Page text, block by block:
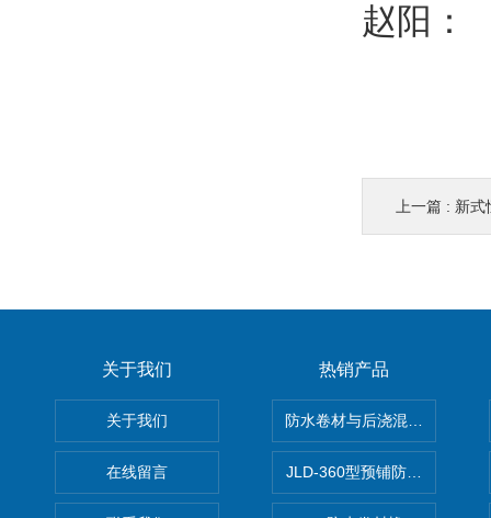
赵阳：
上一篇 : 新式
关于我们
关于我们
在线留言
热销产品
防水卷材与后浇混凝土剥离强
JLD-360型预铺防水卷材抗冲